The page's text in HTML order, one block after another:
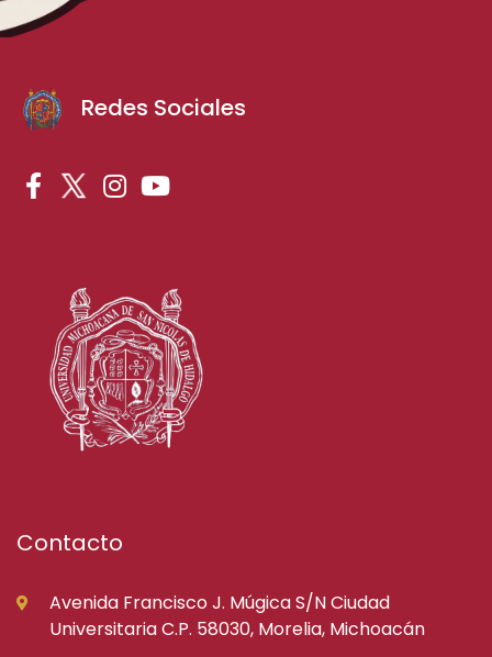
Redes Sociales
Contacto
Avenida Francisco J. Múgica S/N Ciudad
Universitaria C.P. 58030, Morelia, Michoacán